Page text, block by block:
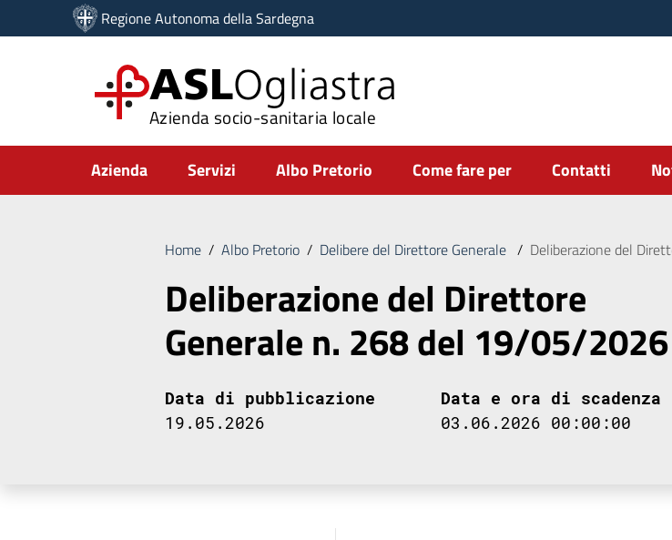
Vai ai contenuti
Vai al menu di navigazione
Regione Autonoma della Sardegna
ASLOgliastra
Azienda socio-sanitaria locale
Submenu
Azienda Servizi Albo Pretorio Come fare per Contatti
Home / Albo Pretorio / Delibere del Direttore Generale / Deliberazione del
Deliberazione del Direttore
Generale n. 268 del 19/05/2026
Data di pubblicazione
19.05.2026
Data e ora di scadenza
03.06.2026 00:00:00